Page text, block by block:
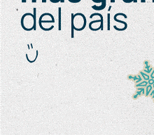
Economía
Provincia y municipios
Primera
Comunidad de
Municipios